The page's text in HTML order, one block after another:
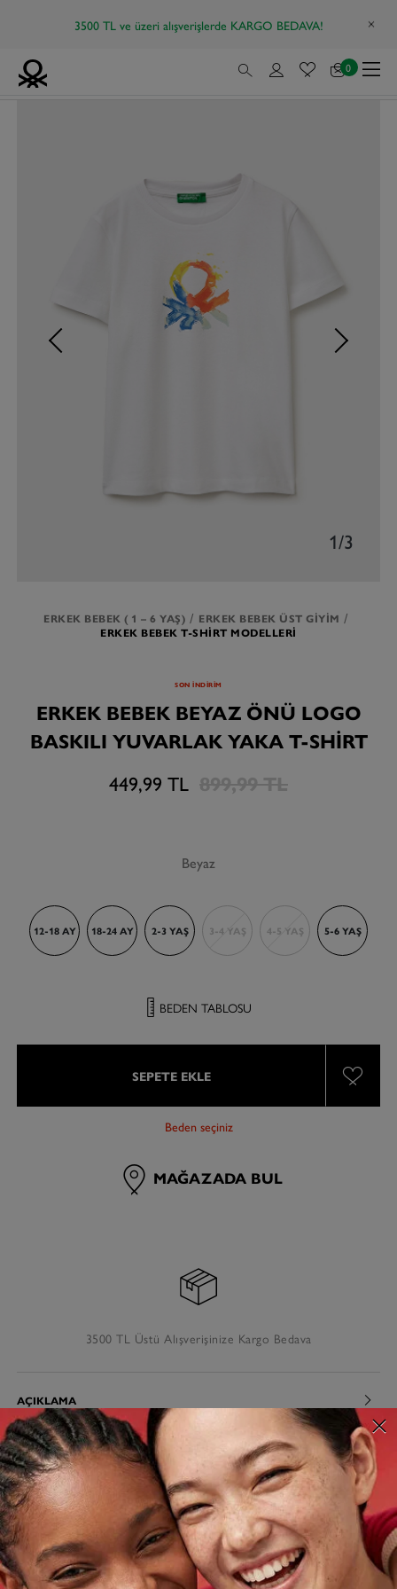
3500 TL ve üzeri alışverişlerde KARGO BEDAVA!
0
1/3
ERKEK BEBEK ( 1 – 6 YAŞ)
ERKEK BEBEK ÜST GIYIM
ERKEK BEBEK T-SHIRT MODELLERI
SON İNDİRİM
ERKEK BEBEK BEYAZ ÖNÜ LOGO
BASKILI YUVARLAK YAKA T-SHIRT
449,99 TL 899,99 TL
Beyaz
12-18 AY 18-24 AY 2-3 YAŞ 3-4 YAŞ 4-5 YAŞ 5-6 YAŞ
BEDEN TABLOSU
SEPETE EKLE
Beden seçiniz
MAĞAZADA BUL
3500 TL Üstü Alışverişinize Kargo Bedava
AÇIKLAMA
TESLIMAT VE İADE
MÜŞTERI HIZMETLERI